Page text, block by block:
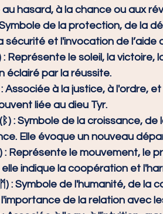
hasard, à la chance ou aux
de la protection, de la
sécurité et l'invocation de l’aide
: Représente le soleil, la victoire,
éclairé par la réussite.
Associée à la justice, à l'ordre,
liée au dieu Tyr.
: Symbole de la croissance,
Elle évoque un nouveau
: Représente le mouvement, le
indique la coopération et
: Symbole de l'humanité, de la
de la relation avec